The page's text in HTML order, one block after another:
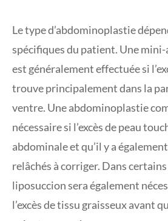
Le type d’abdominoplastie
spécifiques du patient. Une
est généralement effectuée si
trouve principalement dans la
ventre. Une abdominoplastie
nécessaire si l’excès de peau
abdominale et qu’il y a
relâchés à corriger. Dans certains
liposuccion sera également
l’excès de tissu graisseux avant